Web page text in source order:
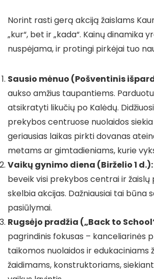
Norint rasti gerą akciją žaislams
„kur“, bet ir „kada“. Kainų dinamika
nuspėjama, ir protingi pirkėjai tuo
Sausio mėnuo (Pošventinis
aukso amžius taupantiems.
atsikratyti likučių po Kalėdų.
prekybos centruose nuolaidos siekia
geriausias laikas pirkti dovanas
metams ar gimtadieniams, kurie
Vaikų gynimo diena (Birželio 1 d.):
beveik visi prekybos centrai ir žaislų
skelbia akcijas. Dažniausiai tai būna
pasiūlymai.
Rugsėjo pradžia („Back to
pagrindinis fokusas – kanceliarinės
taikomos nuolaidos ir edukaciniams
žaidimams, konstruktoriams,